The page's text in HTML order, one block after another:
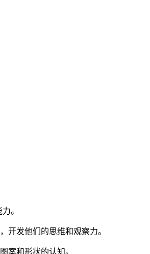
。
开发他们的思维和观察力。
案和形状的认知。